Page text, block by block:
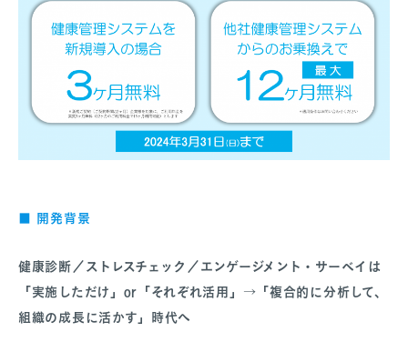
■ 開発背景
健康診断／ストレスチェック／エンゲージメント・サーベイは
「実施しただけ」or「それぞれ活用」→「複合的に分析して、
組織の成長に活かす」時代へ